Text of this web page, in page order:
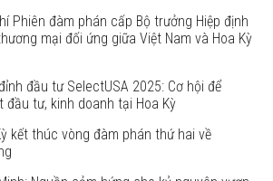
Phiên đàm phán cấp Bộ trưởng Hiệp định
mại đối ứng giữa Việt Nam và Hoa Kỳ
đầu tư SelectUSA 2025: Cơ hội để
đầu tư, kinh doanh tại Hoa Kỳ
kết thúc vòng đàm phán thứ hai về